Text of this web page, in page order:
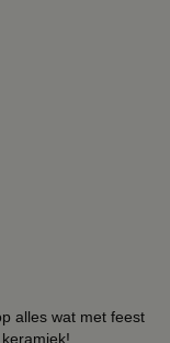
alles wat met feest